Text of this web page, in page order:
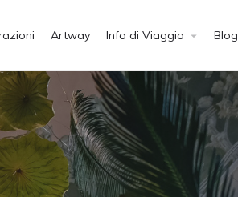
Artway Info di Viaggio Blog